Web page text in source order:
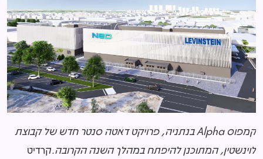
קמפוס Alphaבנתניה, פרויקט דאטה סנטר חדש של קבוצת
לוינשטין, המתוכנן להיפתח במהלך השנה הקרובה.קרדיט